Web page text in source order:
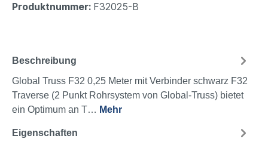
Produktnummer: F32025-B
Beschreibung
Global Truss F32 0,25 Meter mit Verbinder schwarz F32
Traverse (2 Punkt Rohrsystem von Global-Truss) bietet
ein Optimum an T… Mehr
Eigenschaften